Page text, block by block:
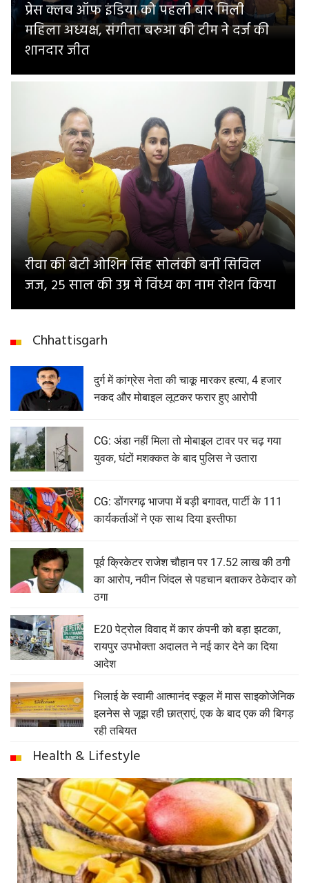
प्रेस क्लब ऑफ इंडिया को पहली बार मिली
महिला अध्यक्ष, संगीता बरुआ की टीम ने दर्ज की
शानदार जीत
रीवा की बेटी ओशिन सिंह सोलंकी बनीं सिविल
जज, 25 साल की उम्र में विंध्य का नाम रोशन किया
Chhattisgarh
दुर्ग में कांग्रेस नेता की चाकू मारकर हत्या, 4 हजार
नकद और मोबाइल लूटकर फरार हुए आरोपी
CG: अंडा नहीं मिला तो मोबाइल टावर पर चढ़ गया
युवक, घंटों मशक्कत के बाद पुलिस ने उतारा
CG: डोंगरगढ़ भाजपा में बड़ी बगावत, पार्टी के 111
कार्यकर्ताओं ने एक साथ दिया इस्तीफा
पूर्व क्रिकेटर राजेश चौहान पर 17.52 लाख की ठगी
का आरोप, नवीन जिंदल से पहचान बताकर ठेकेदार को
ठगा
E20 पेट्रोल विवाद में कार कंपनी को बड़ा झटका,
रायपुर उपभोक्ता अदालत ने नई कार देने का दिया
आदेश
भिलाई के स्वामी आत्मानंद स्कूल में मास साइकोजेनिक
इलनेस से जूझ रही छात्राएं, एक के बाद एक की बिगड़
रही तबियत
Health & Lifestyle